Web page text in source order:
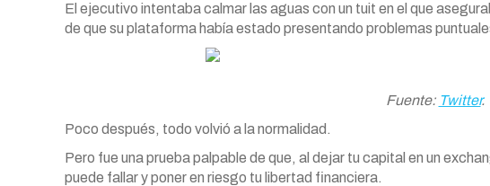
El ejecutivo intentaba calmar las aguas con un tuit en el que
de que su plataforma había estado presentando problemas
Fuente: Twitter.
Poco después, todo volvió a la normalidad.
Pero fue una prueba palpable de que, al dejar tu capital en un
puede fallar y poner en riesgo tu libertad financiera.